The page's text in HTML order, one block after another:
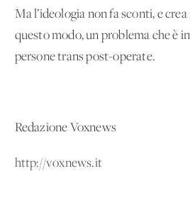
Ma l’ideologia non fa sconti, e
questo modo, un problema che è
persone trans post-operate.
Redazione Voxnews
http://voxnews.it